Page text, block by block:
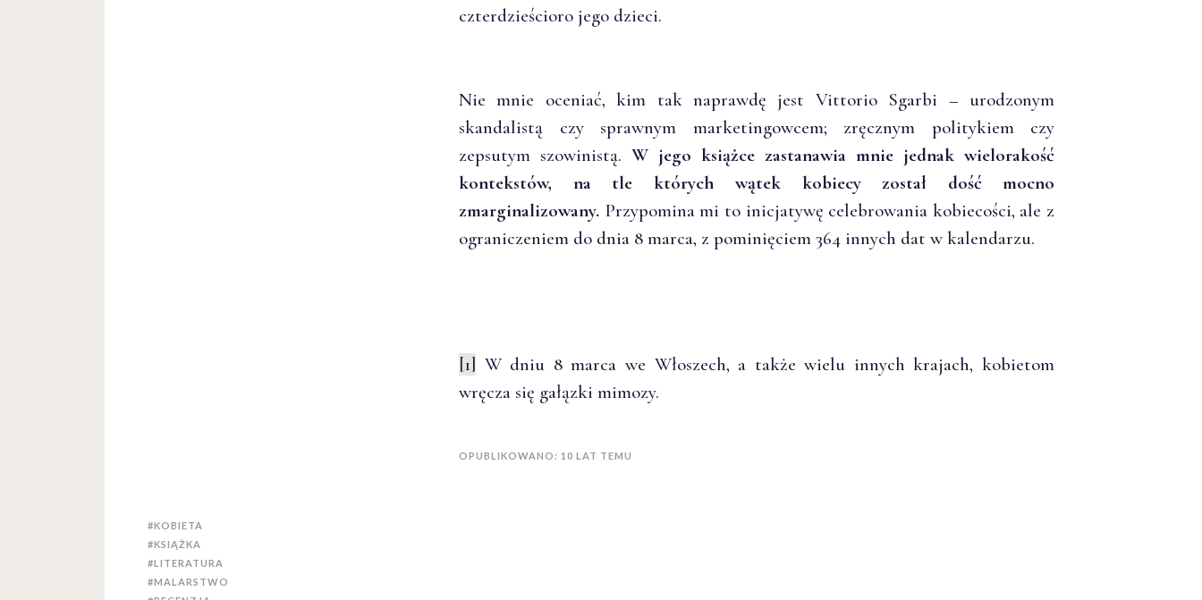
#KOBIETA
#KSIĄŻKA
#LITERATURA
#MALARSTWO
czterdzieścioro jego dzieci.
Nie mnie oceniać, kim tak naprawdę jest Vittorio Sgarbi – urodzonym
skandalistą czy sprawnym marketingowcem; zręcznym politykiem czy
zepsutym szowinistą. W jego książce zastanawia mnie jednak wielorakość
kontekstów, na tle których wątek kobiecy został dość mocno
zmarginalizowany. Przypomina mi to inicjatywę celebrowania kobiecości, ale z
ograniczeniem do dnia 8 marca, z pominięciem 364 innych dat w kalendarzu.
[1] W dniu 8 marca we Włoszech, a także wielu innych krajach, kobietom
wręcza się gałązki mimozy.
OPUBLIKOWANO: 10 LAT TEMU